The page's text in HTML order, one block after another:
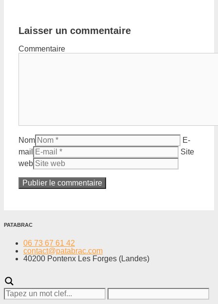
Laisser un commentaire
Commentaire
Nom
E-
mail
Site
web
PATABRAC
06 73 67 61 42
contact@patabrac.com
40200 Pontenx Les Forges (Landes)